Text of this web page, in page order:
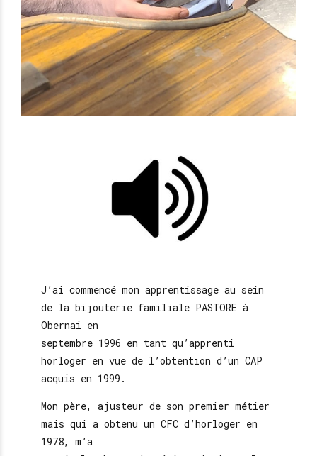
J’ai commencé mon apprentissage au sein
de la bijouterie familiale PASTORE à
Obernai en
septembre 1996 en tant qu’apprenti
horloger en vue de l’obtention d’un CAP
acquis en 1999.
Mon père, ajusteur de son premier métier
mais qui a obtenu un CFC d’horloger en
1978, m’a